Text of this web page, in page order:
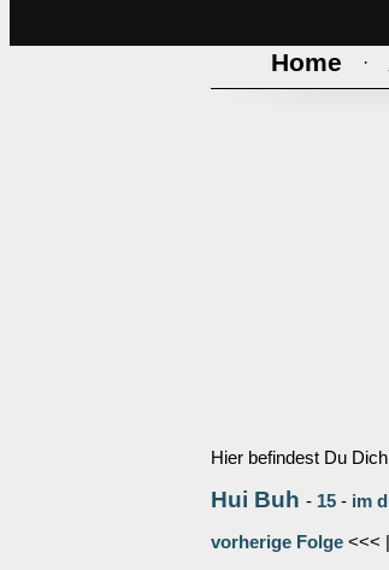
Home ·
Hier befindest Du
Hui Buh - 15 - im
vorherige Folge <<<